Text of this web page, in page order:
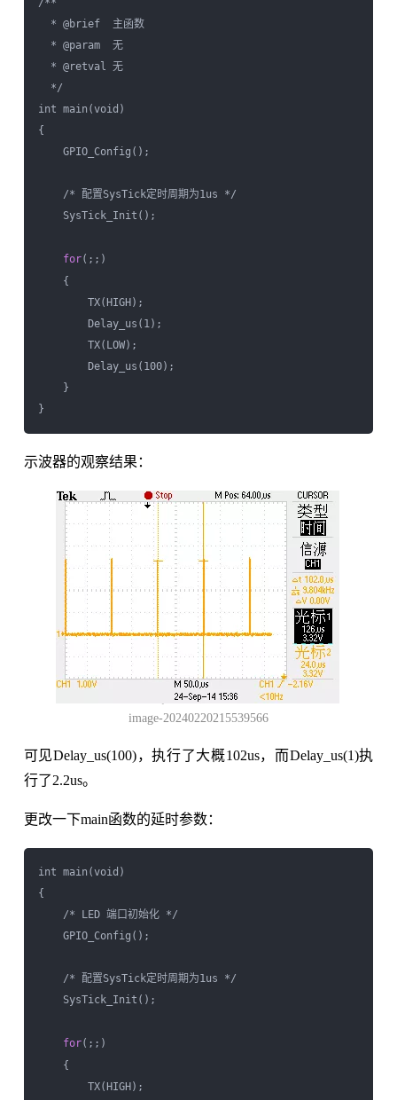
* @brief  主函数
* @param  无
* @retval 无
*/
int main(void)
{
GPIO_Config();
/* 配置SysTick定时周期为1us */
SysTick_Init();
for(;;)
{
TX(HIGH);
Delay_us(1);
TX(LOW);
Delay_us(100);
}
示波器的观察结果：
image-20240220215539566
可见Delay_us(100)，执行了大概102us，而Delay_us(1)执
行了2.2us。
更改一下main函数的延时参数：
int main(void)
{
/* LED 端口初始化 */
GPIO_Config();
/* 配置SysTick定时周期为1us */
SysTick_Init();
for(;;)
{
TX(HIGH);